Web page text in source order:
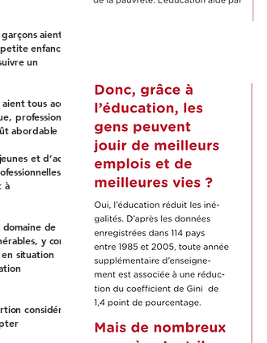
aient
enfance et à
un
tous accès
professionnel
abordable
et d’adultes
à
domaine de
y compris
situation
considérable